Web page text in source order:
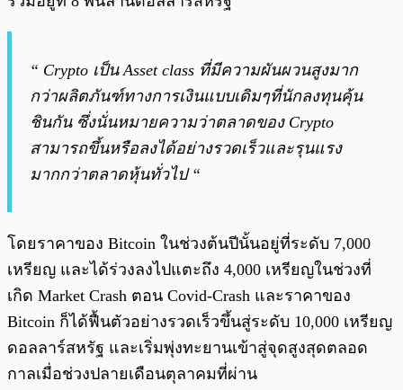
“ Crypto เป็น Asset class ที่มีความผันผวนสูงมาก
กว่าผลิตภันฑ์ทางการเงินแบบเดิมๆที่นักลงทุนคุ้น
ชินกัน ซึ่งนั่นหมายความว่าตลาดของ Crypto
สามารถขึ้นหรือลงได้อย่างรวดเร็วและรุนแรง
มากกว่าตลาดหุ้นทั่วไป “
โดยราคาของ Bitcoin ในช่วงต้นปีนั้นอยู่ที่ระดับ 7,000
เหรียญ และได้ร่วงลงไปแตะถึง 4,000 เหรียญในช่วงที่
เกิด Market Crash ตอน Covid-Crash และราคาของ
Bitcoin ก็ได้ฟื้นตัวอย่างรวดเร็วขึ้นสู่ระดับ 10,000 เหรียญ
ดอลลาร์สหรัฐ และเริ่มพุ่งทะยานเข้าสู่จุดสูงสุดตลอด
กาลเมื่อช่วงปลายเดือนตุลาคมที่ผ่าน